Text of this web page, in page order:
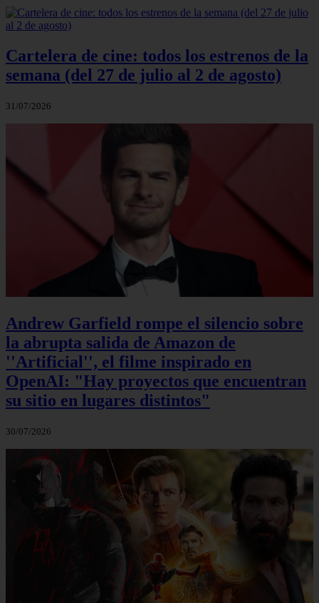
Cartelera de cine: todos los estrenos de la
semana (del 27 de julio al 2 de agosto)
31/07/2026
Andrew Garfield rompe el silencio sobre
la abrupta salida de Amazon de
''Artificial'', el filme inspirado en
OpenAI: "Hay proyectos que encuentran
su sitio en lugares distintos"
30/07/2026